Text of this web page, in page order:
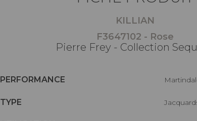
KILLIAN
F3647102 - Rose
Pierre Frey - Collection
PERFORMANCE
TYPE